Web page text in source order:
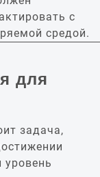
с
средой.
для
задача,
уровень